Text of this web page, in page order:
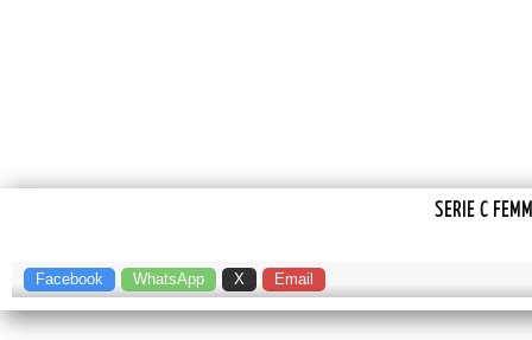
SERIE C
Facebook WhatsApp X Email